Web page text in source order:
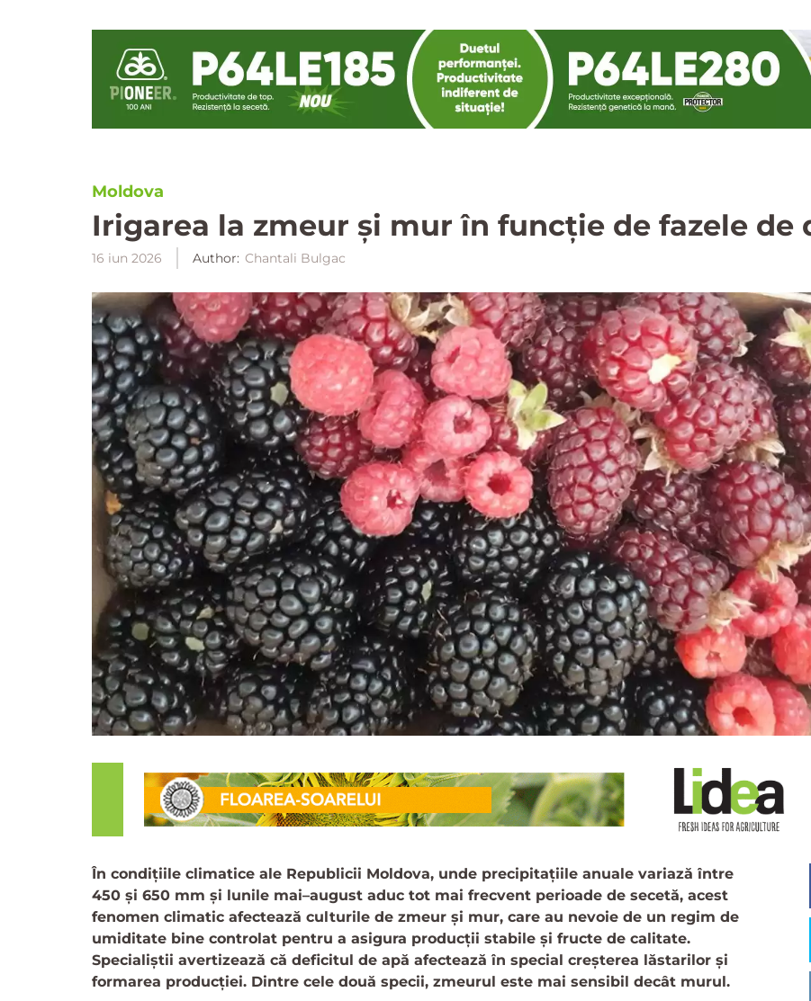
Moldova
Irigarea la zmeur și mur în funcție de fazele de
16 iun 2026 Author: Chantali Bulgac
În condițiile climatice ale Republicii Moldova, unde precipitațiile anuale variază între
450 și 650 mm și lunile mai–august aduc tot mai frecvent perioade de secetă, acest
fenomen climatic afectează culturile de zmeur și mur, care au nevoie de un regim de
umiditate bine controlat pentru a asigura producții stabile și fructe de calitate.
Specialiștii avertizează că deficitul de apă afectează în special creșterea lăstarilor și
formarea producției. Dintre cele două specii, zmeurul este mai sensibil decât murul.